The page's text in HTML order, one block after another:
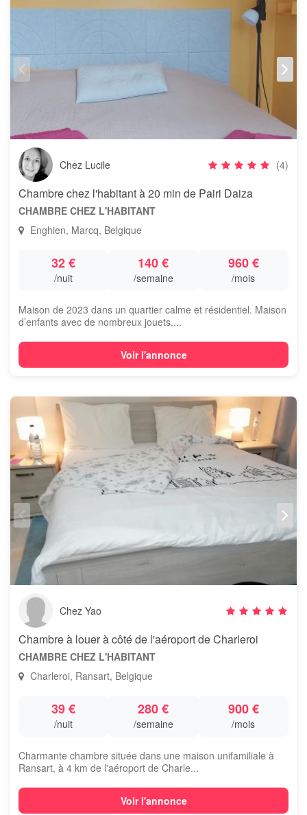
Chez Lucile (4)
Chambre chez l'habitant à 20 min de Pairi Daiza
CHAMBRE CHEZ L'HABITANT
Enghien, Marcq, Belgique
32 €
/nuit
140 €
/semaine
960 €
/mois
Maison de 2023 dans un quartier calme et résidentiel. Maison
d’enfants avec de nombreux jouets....
Voir l'annonce
Chez Yao
Chambre à louer à côté de l'aéroport de Charleroi
CHAMBRE CHEZ L'HABITANT
Charleroi, Ransart, Belgique
39 €
/nuit
280 €
/semaine
900 €
/mois
Charmante chambre située dans une maison unifamiliale à
Ransart, à 4 km de l'aéroport de Charle...
Voir l'annonce